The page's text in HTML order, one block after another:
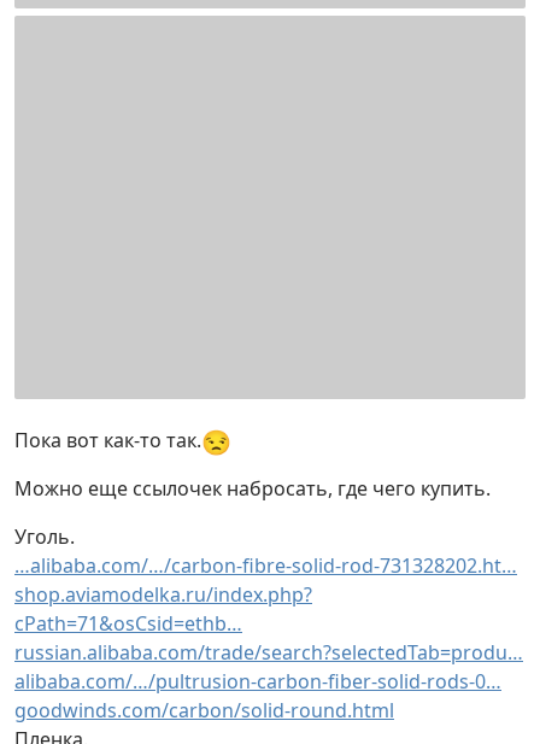
Пока вот как-то так.😒
Можно еще ссылочек набросать, где чего купить.
Уголь.
…alibaba.com/…/carbon-fibre-solid-rod-731328202.ht…
shop.aviamodelka.ru/index.php?
cPath=71&osCsid=ethb…
russian.alibaba.com/trade/search?selectedTab=produ…
alibaba.com/…/pultrusion-carbon-fiber-solid-rods-0…
goodwinds.com/carbon/solid-round.html